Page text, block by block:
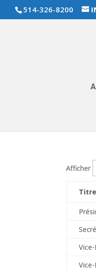
514-326-8200
Afficher
Titre